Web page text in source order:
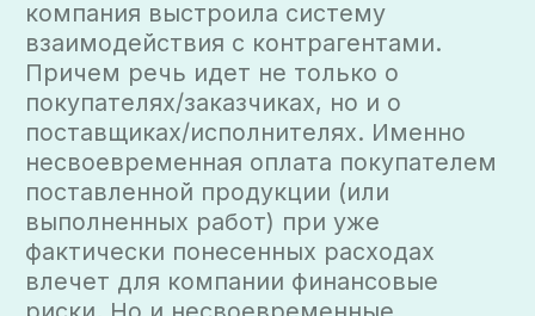
Электронная почта
info@tp-law.com